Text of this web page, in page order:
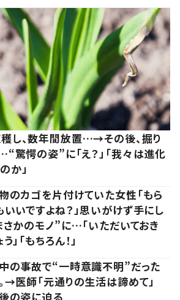
し、数年間放置…→その後、掘り
驚愕の姿”に「え？」「我々は進化
か」
のカゴを片付けていた女性「もら
いいですよね？」思いがけず手にし
さかのモノ”に…「いただいておき
」「もちろん！」
の事故で“一時意識不明”だった
→医師「元通りの生活は諦めて」
の姿に迫る